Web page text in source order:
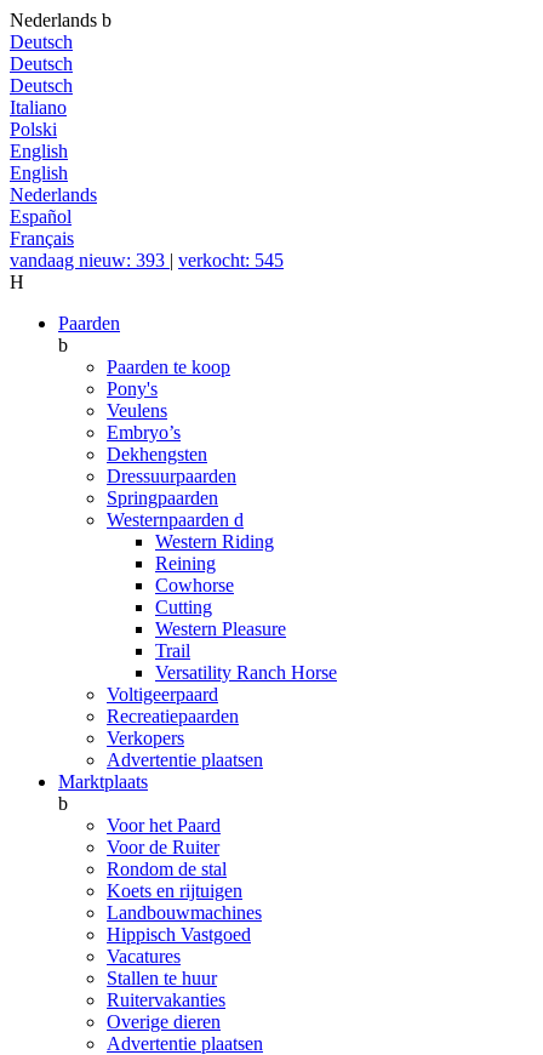
Nederlands b
Deutsch
Deutsch
Deutsch
Italiano
Polski
English
English
Nederlands
Español
Français
vandaag nieuw: 393 | verkocht: 545
H
Paarden
b
Paarden te koop
Pony's
Veulens
Embryo’s
Dekhengsten
Dressuurpaarden
Springpaarden
Westernpaarden d
Western Riding
Reining
Cowhorse
Cutting
Western Pleasure
Trail
Versatility Ranch Horse
Voltigeerpaard
Recreatiepaarden
Verkopers
Advertentie plaatsen
Marktplaats
b
Voor het Paard
Voor de Ruiter
Rondom de stal
Koets en rijtuigen
Landbouwmachines
Hippisch Vastgoed
Vacatures
Stallen te huur
Ruitervakanties
Overige dieren
Advertentie plaatsen